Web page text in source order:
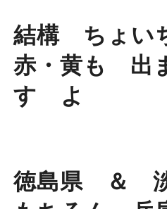
結構 ちょい
赤・黄も 出
す よ
徳島県 ＆